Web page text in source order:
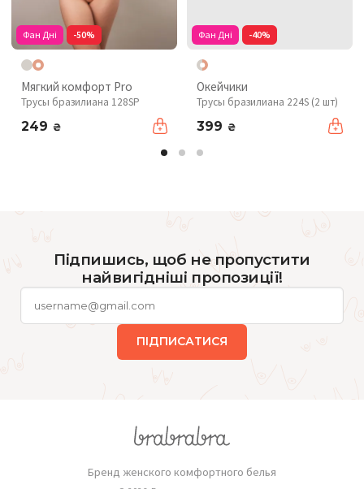
Фан Дні -50%
Мягкий комфорт Pro
Трусы бразилиана 128SP
249 ₴
Фан Дні -40%
Окейчики
Трусы бразилиана 224S (2 шт)
399 ₴
Підпишись, щоб не пропустити
найвигідніші пропозиції!
ПІДПИСАТИСЯ
Бренд женского комфортного белья